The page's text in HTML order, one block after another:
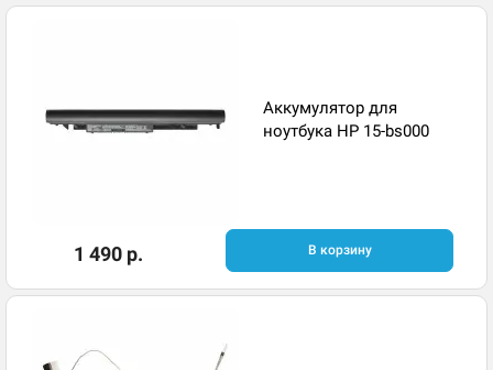
Аккумулятор для
ноутбука HP 15-bs000
1 490 р. В корзину